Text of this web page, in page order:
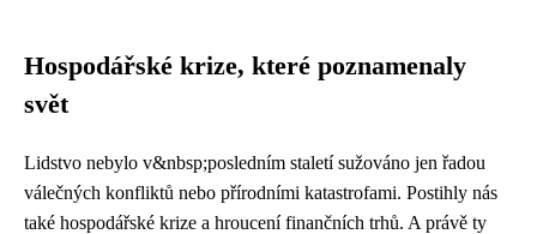
Hospodářské krize, které poznamenaly
svět
Lidstvo nebylo v&nbsp;posledním staletí sužováno jen řadou
válečných konfliktů nebo přírodními katastrofami. Postihly nás
také hospodářské krize a hroucení finančních trhů. A právě ty